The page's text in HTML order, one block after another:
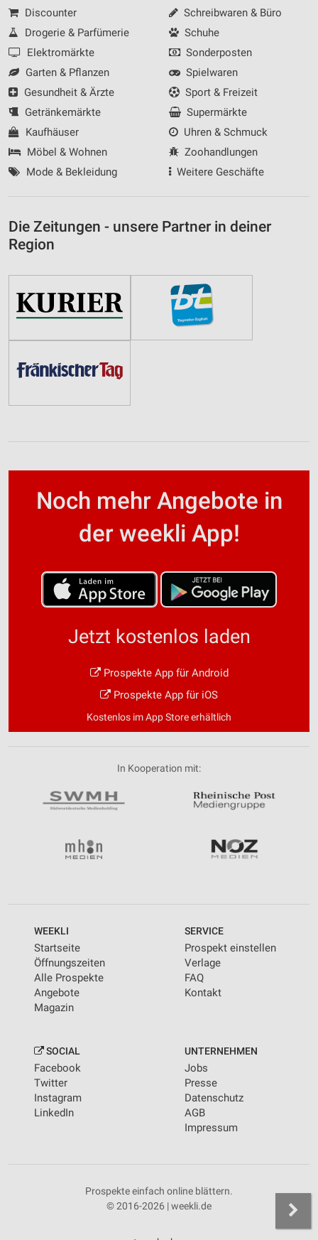
Discounter
Drogerie & Parfümerie
Elektromärkte
Garten & Pflanzen
Gesundheit & Ärzte
Getränkemärkte
Kaufhäuser
Möbel & Wohnen
Mode & Bekleidung
Schreibwaren & Büro
Schuhe
Sonderposten
Spielwaren
Sport & Freizeit
Supermärkte
Uhren & Schmuck
Zoohandlungen
Weitere Geschäfte
Die Zeitungen - unsere Partner in deiner
Region
Noch mehr Angebote in
der weekli App!
Jetzt kostenlos laden
Prospekte App für Android
Prospekte App für iOS
Kostenlos im App Store erhältlich
In Kooperation mit:
WEEKLI
Startseite
Öffnungszeiten
Alle Prospekte
Angebote
Magazin
SERVICE
Prospekt einstellen
Verlage
FAQ
Kontakt
SOCIAL
Facebook
Twitter
Instagram
LinkedIn
UNTERNEHMEN
Jobs
Presse
Datenschutz
AGB
Impressum
Prospekte einfach online blättern.
© 2016-2026 | weekli.de